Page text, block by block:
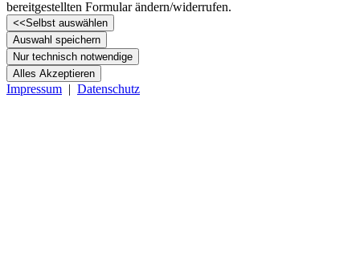
bereitgestellten Formular ändern/­widerrufen.
<<Selbst auswählen
Auswahl speichern
Nur technisch notwendige
Alles Akzeptieren
Impressum | Datenschutz